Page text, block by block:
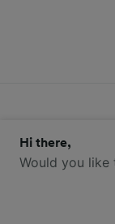
13:35
Hi there,
Would you like